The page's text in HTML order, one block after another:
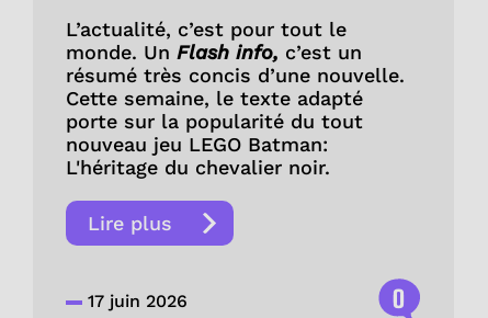
L’actualité, c’est pour tout le
monde. Un Flash info, c’est un
résumé très concis d’une nouvelle.
Cette semaine, le texte adapté
porte sur la popularité du tout
nouveau jeu LEGO Batman:
L'héritage du chevalier noir.
Lire plus
17 juin 2026 0